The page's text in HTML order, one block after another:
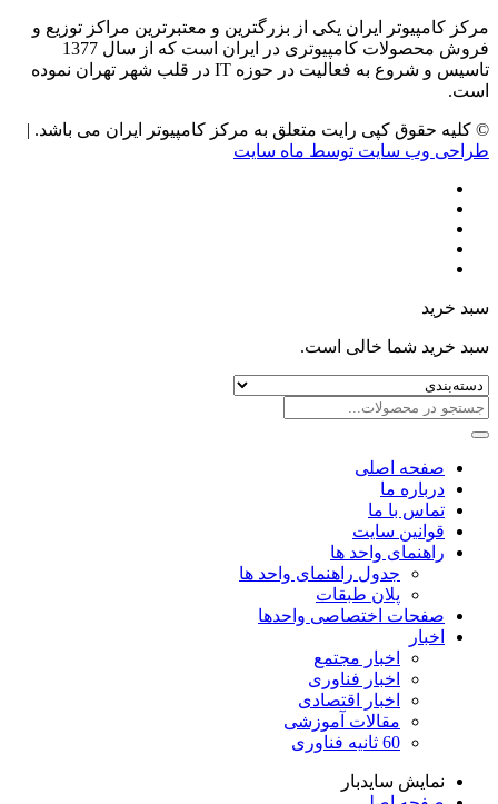
مرکز کامپیوتر ایران یکی از بزرگترین و معتبرترین مراکز توزیع و
فروش محصولات کامپیوتری در ایران است که از سال 1377
تاسیس و شروع به فعالیت در حوزه IT در قلب شهر تهران نموده
است.
© کلیه حقوق کپی رایت متعلق به مرکز کامپیوتر ایران می باشد. |
طراحی وب سایت توسط ماه سایت
سبد خرید
سبد خرید شما خالی است.
صفحه اصلی
درباره ما
تماس با ما
قوانین سایت
راهنمای واحد ها
جدول راهنمای واحد ها
پلان طبقات
صفحات اختصاصی واحدها
اخبار
اخبار مجتمع
اخبار فناوری
اخبار اقتصادی
مقالات آموزشی
60 ثانیه فناوری
نمایش سایدبار